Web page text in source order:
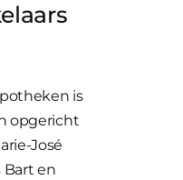
is
opgericht
José
Bart en